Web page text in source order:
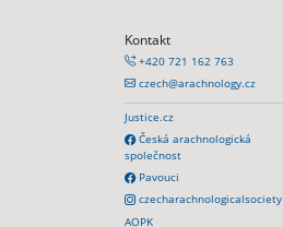
Kontakt
+420 721 162 763
czech@arachnology.cz
Justice.cz
Česká arachnologická
společnost
Pavouci
czecharachnologicalsociety
AOPK